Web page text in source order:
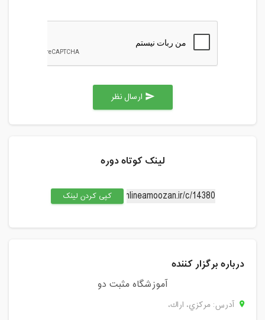
send
لینک کوتاه دوره
کپی کردن لینک
درباره برگزار کننده
آموزشگاه مثبت دو
آدرس: مركزي، اراك،